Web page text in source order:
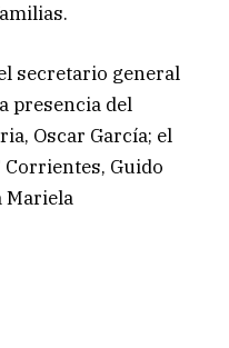
secretario general
presencia del
Oscar García; el
Corrientes, Guido
Mariela